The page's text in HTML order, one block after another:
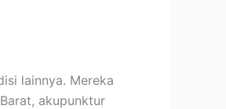
lainnya. Mereka
akupunktur